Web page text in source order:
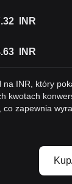
INR
INR
na INR, który
kwotach
co zapewnia